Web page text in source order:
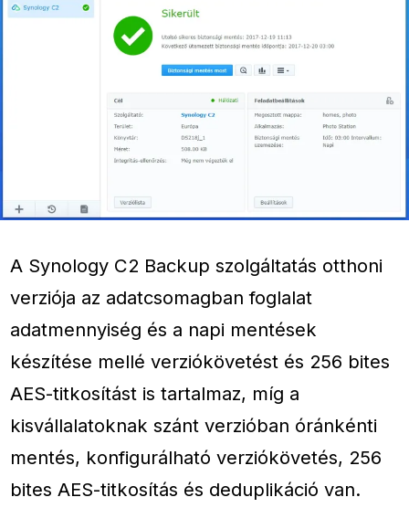
A Synology C2 Backup szolgáltatás otthoni
verziója az adatcsomagban foglalat
adatmennyiség és a napi mentések
készítése mellé verziókövetést és 256 bites
AES-titkosítást is tartalmaz, míg a
kisvállalatoknak szánt verzióban óránkénti
mentés, konfigurálható verziókövetés, 256
bites AES-titkosítás és deduplikáció van.